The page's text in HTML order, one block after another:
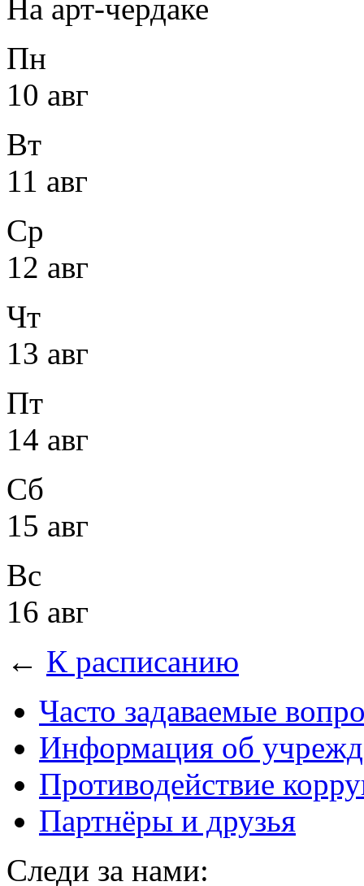
На арт-чердаке
Пн
10 авг
Вт
11 авг
Ср
12 авг
Чт
13 авг
Пт
14 авг
Сб
15 авг
Вс
16 авг
← К расписанию
Часто задаваемые
Информация об
Противодействие
Партнёры и друзья
Следи за нами: